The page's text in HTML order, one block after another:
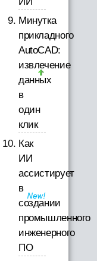
Минутка
прикладного
AutoCAD:
извлечение
данных
в
один
клик
Как
ИИ
ассистирует
в
создании
промышленного
инженерного
ПО